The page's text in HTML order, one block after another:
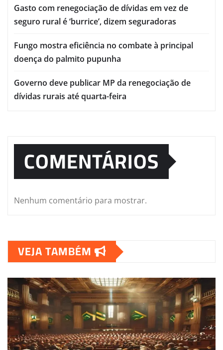
Gasto com renegociação de dívidas em vez de
seguro rural é ‘burrice’, dizem seguradoras
Fungo mostra eficiência no combate à principal
doença do palmito pupunha
Governo deve publicar MP da renegociação de
dívidas rurais até quarta-feira
COMENTÁRIOS
Nenhum comentário para mostrar.
VEJA TAMBÉM